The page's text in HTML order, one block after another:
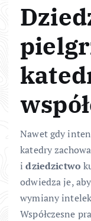
Nawet gdy
katedry
idziedzictwo
odwiedza je,
wymiany
Współczesne